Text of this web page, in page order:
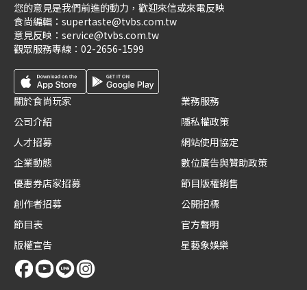
您的意見是我們前進的動力，歡迎來信或來電反映
食尚編輯： supertaste@tvbs.com.tw
意見反映： service@tvbs.com.tw
觀眾服務專線： 02-2656-1599
關於食尚玩家
公司介紹
人才招募
企業動態
優惠券店家招募
創作者招募
節目表
版權宣告
業務服務
隱私權政策
網站使用協定
數位廣告與贊助政策
節目版權銷售
公開招標
官方聲明
星藝象娛樂